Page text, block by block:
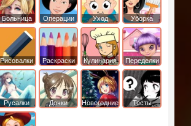
Больница Операции Уход Уборка
Рисовалки Раскраски Кулинария Переделки
Русалки Дочки Новогодние Тесты